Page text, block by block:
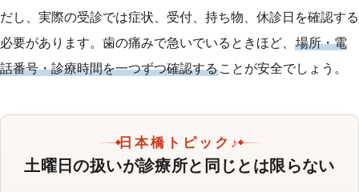
だし、実際の受診では症状、受付、持ち物、休診日を確認する
必要があります。歯の痛みで急いでいるときほど、 場所・電
話番号・診療時間を一つずつ確認することが安全でしょう。
日本橋トピック♪
土曜日の扱いが診療所と同じとは限らない